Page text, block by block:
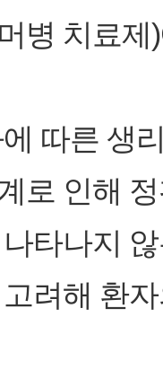
병 치료
따른 생
로 인해
타나지
려해 환